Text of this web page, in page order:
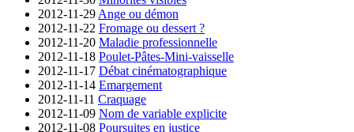
2012-11-29 Ange ou démon
2012-11-22 Fromage ou dessert ?
2012-11-20 Maladie professionnelle
2012-11-18 Poulet-Pâtes-Mini-vaisselle
2012-11-17 Débat cinématographique
2012-11-14 Emargement
2012-11-11 Craquage
2012-11-09 Nom de variable explicite
2012-11-08 Poursuites en justice